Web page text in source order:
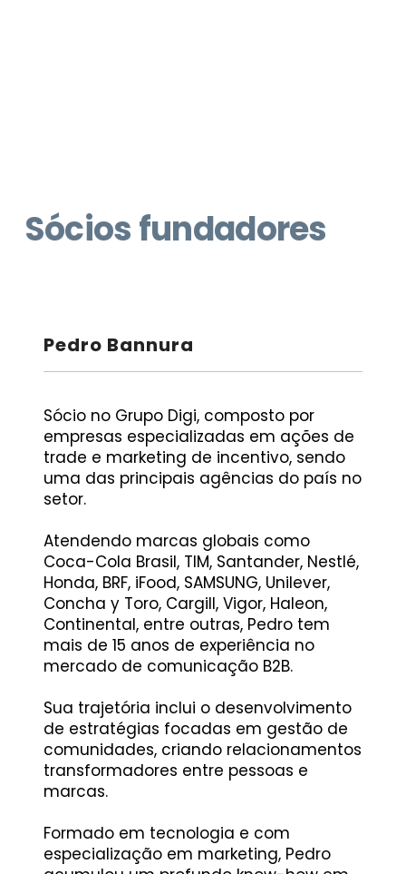
Sócios fundadores
Pedro Bannura
Sócio no Grupo Digi, composto por
empresas especializadas em ações de
trade e marketing de incentivo, sendo
uma das principais agências do país no
setor. ​
Atendendo marcas globais como
Coca-Cola Brasil, TIM, Santander, Nestlé,
Honda, BRF, iFood, SAMSUNG, Unilever,
Concha y Toro, Cargill, Vigor, Haleon,
Continental, entre outras, Pedro tem
mais de 15 anos de experiência no
mercado de comunicação B2B. ​
Sua trajetória inclui o desenvolvimento
de estratégias focadas em gestão de
comunidades, criando relacionamentos
transformadores entre pessoas e
marcas.​
Formado em tecnologia e com
especialização em marketing, Pedro